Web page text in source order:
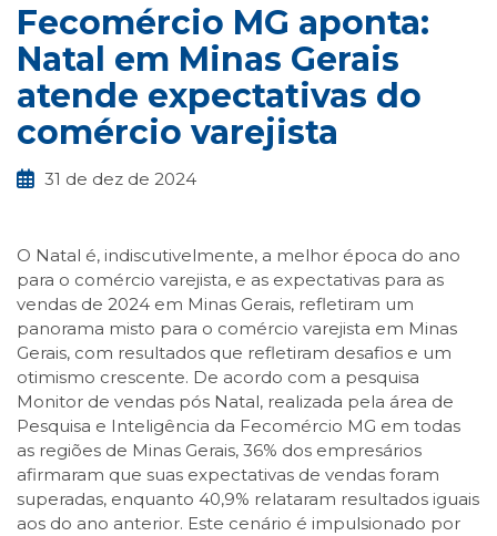
Fecomércio MG aponta:
Natal em Minas Gerais
atende expectativas do
comércio varejista
31 de dez de 2024
O Natal é, indiscutivelmente, a melhor época do ano
para o comércio varejista, e as expectativas para as
vendas de 2024 em Minas Gerais, refletiram um
panorama misto para o comércio varejista em Minas
Gerais, com resultados que refletiram desafios e um
otimismo crescente. De acordo com a pesquisa
Monitor de vendas pós Natal, realizada pela área de
Pesquisa e Inteligência da Fecomércio MG em todas
as regiões de Minas Gerais, 36% dos empresários
afirmaram que suas expectativas de vendas foram
superadas, enquanto 40,9% relataram resultados iguais
aos do ano anterior. Este cenário é impulsionado por